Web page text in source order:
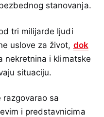
stanovanja.
tri milijarde ljudi
uslove za život, dok
nekretnina i klimatske
situaciju.
sa
i predstavnicima